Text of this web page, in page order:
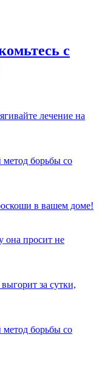
с
лечение на
борьбы со
в вашем доме!
она просит не
за сутки,
борьбы со